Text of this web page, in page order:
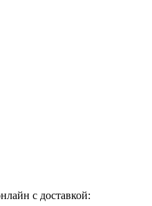
с доставкой: